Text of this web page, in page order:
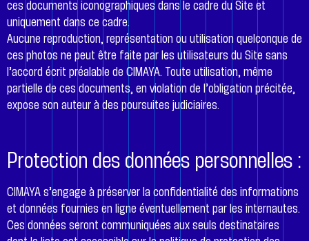
ces documents iconographiques dans le cadre du Site et
uniquement dans ce cadre.
Aucune reproduction, représentation ou utilisation quelconque de
ces photos ne peut être faite par les utilisateurs du Site sans
l’accord écrit préalable de CIMAYA. Toute utilisation, même
partielle de ces documents, en violation de l’obligation précitée,
expose son auteur à des poursuites judiciaires.
Protection des données personnelles :
CIMAYA s’engage à préserver la confidentialité des informations
et données fournies en ligne éventuellement par les internautes.
Ces données seront communiquées aux seuls destinataires